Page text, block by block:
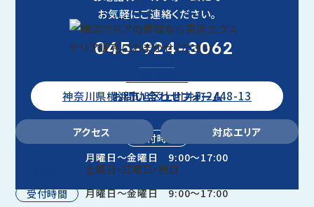
お気軽にご連絡ください。
045-924-3062
お問い合わせフォーム
受付時間
月曜日～金曜日 9:00～17:00
神奈川県横浜市旭区上川井町2448-13
アクセス 対応エリア
土曜日・日曜日・祝日
受付時間
月曜日～金曜日 9:00～17:00